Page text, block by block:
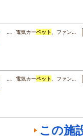
…、電気カーペット 、ファン…
…、電気カーペット 、ファン…
この施